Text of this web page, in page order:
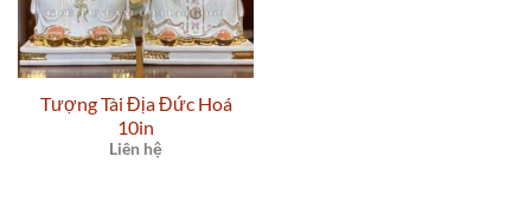
Tượng Tài Địa Đức Hoá
10in
Liên hệ